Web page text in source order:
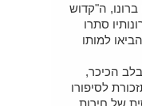
ה"קדוש
סתרו
למותו
הכיכר,
לסיפורו
של חירות